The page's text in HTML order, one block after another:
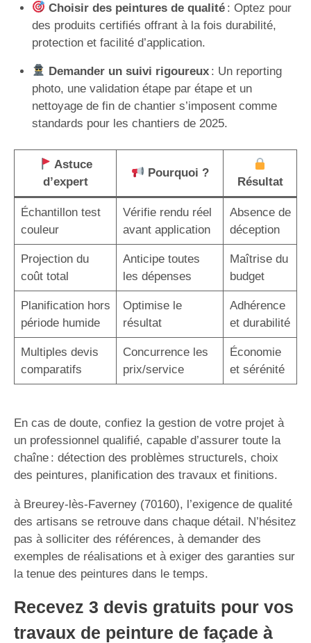
Choisir des peintures de qualité: Optez pour
des produits certifiés offrant à la fois durabilité,
protection et facilité d’application.
Demander un suivi rigoureux: Un reporting
photo, une validation étape par étape et un
nettoyage de fin de chantier s’imposent comme
standards pour les chantiers de 2025.
Astuce
d’expert
Pourquoi ?
Résultat
Échantillon test
couleur
Vérifie rendu réel
avant application
Absence de
déception
Projection du
coût total
Anticipe toutes
les dépenses
Maîtrise du
budget
Planification hors
période humide
Optimise le
résultat
Adhérence
et durabilité
Multiples devis
comparatifs
Concurrence les
prix/service
Économie
et sérénité
En cas de doute, confiez la gestion de votre projet à
un professionnel qualifié, capable d’assurer toute la
chaîne : détection des problèmes structurels, choix
des peintures, planification des travaux et finitions.
à Breurey-lès-Faverney (70160), l’exigence de qualité
des artisans se retrouve dans chaque détail. N’hésitez
pas à solliciter des références, à demander des
exemples de réalisations et à exiger des garanties sur
la tenue des peintures dans le temps.
Recevez 3 devis gratuits pour vos
travaux de peinture de façade à